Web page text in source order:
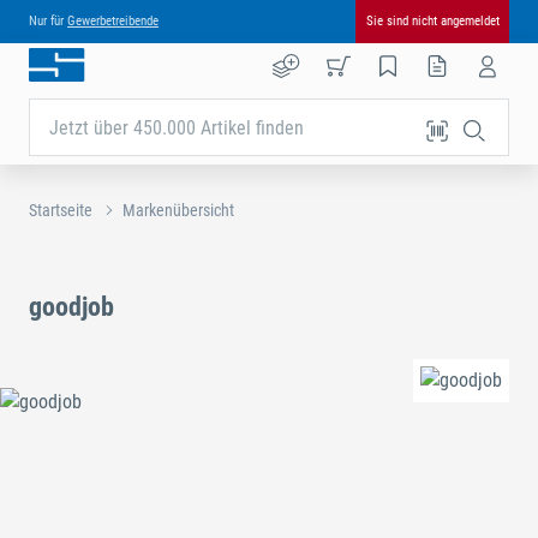
Nur für Gewerbetreibende Sie sind nicht angemeldet
Jetzt über 450.000 Artikel finden
Startseite Markenübersicht
goodjob